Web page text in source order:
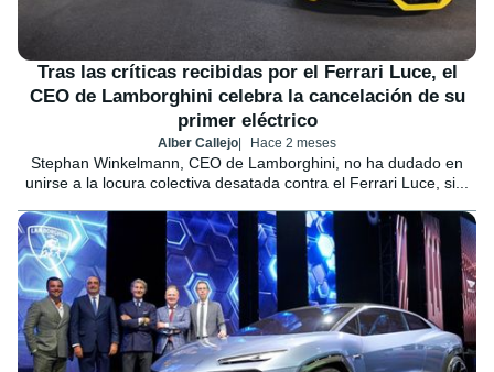
Tras las críticas recibidas por el Ferrari Luce, el
CEO de Lamborghini celebra la cancelación de su
primer eléctrico
Alber Callejo Hace 2 meses
Stephan Winkelmann, CEO de Lamborghini, no ha dudado en
unirse a la locura colectiva desatada contra el Ferrari Luce, si...